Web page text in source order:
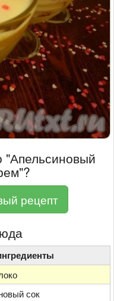
"Апельсиновый
рецепт
сок